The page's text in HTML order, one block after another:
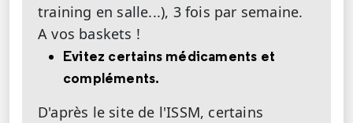
training en salle...), 3 fois par semaine.
A vos baskets !
Evitez certains médicaments et
compléments.
D'après le site de l'ISSM, certains